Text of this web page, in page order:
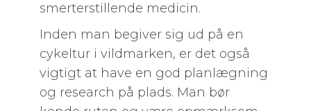
smerterstillende medicin.
Inden man begiver sig ud på en
cykeltur i vildmarken, er det også
vigtigt at have en god planlægning
og research på plads. Man bør